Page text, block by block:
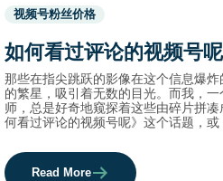
Used
before
names.
视频号粉丝价格
如何看过评论的视频号
那些在指尖跳跃的影像在这个信息爆
的繁星，吸引着无数的目光。而我，
师，总是好奇地窥探着这些由碎片拼
何看过评论的视频号呢》这个话题，或
Read More